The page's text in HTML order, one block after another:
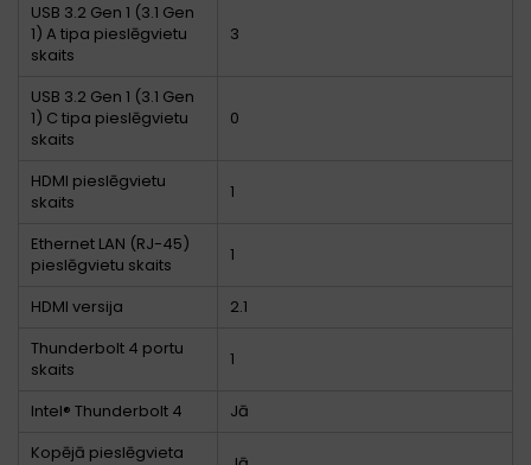
USB 3.2 Gen 1 (3.1 Gen
1) A tipa pieslēgvietu
skaits
3
USB 3.2 Gen 1 (3.1 Gen
1) C tipa pieslēgvietu
skaits
0
HDMI pieslēgvietu
skaits
1
Ethernet LAN (RJ-45)
pieslēgvietu skaits
1
HDMI versija
2.1
Thunderbolt 4 portu
skaits
1
Intel® Thunderbolt 4
Jā
Kopējā pieslēgvieta